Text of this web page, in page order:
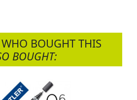
BOUGHT THIS
BOUGHT: